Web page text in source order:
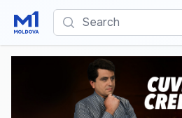
Search